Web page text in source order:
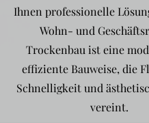
Ihnen professionelle
Wohn- und
Trockenbau ist eine
effiziente Bauweise, die
Schnelligkeit und
vereint.